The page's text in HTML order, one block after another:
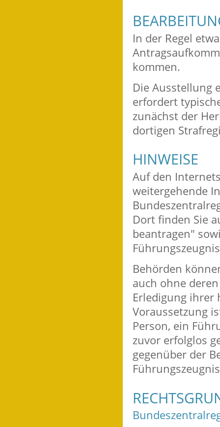
In der Regel
kommen.
Die Ausstellung
erfordert
zunächst der
dortigen
HINWEISE
Auf den
weitergehende
Dort finden Sie
beantragen"
Behörden
auch ohne
Erledigung ihrer
Voraussetzung
Person, ein
zuvor erfolglos
gegenüber der